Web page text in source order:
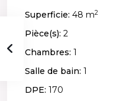
Superficie: 48 m2
Pièce(s): 2
Chambres: 1
Salle de bain: 1
DPE: 170